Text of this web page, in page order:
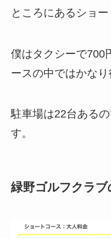
ところにあるショー
僕はタクシーで700
ースの中ではかな
駐車場は22台ある
す。
緑野ゴルフクラブ